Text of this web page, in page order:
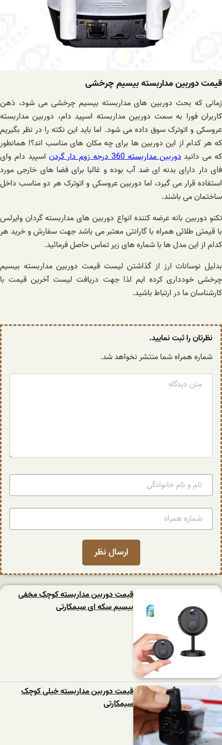
قیمت دوربین مداربسته بیسیم چرخشی
زمانی که بحث دوربین های مداربسته بیسیم چرخشی می شود، ذهن
کاربران فورا به سمت دوربین مداربسته اسپید دام، دوربین مداربسته
عروسکی و اتوترک سوق داده می شود. اما باید این نکته را در نظر بگیریم
که هر کدام از این دوربین ها برای چه مکان های مناسب اند؟! همانطور
که می دانیددوربین مداربسته 360 درجه زوم دار گردن
اسپید دام وای
فای دار دارای بدنه ای ضد آب بوده و غالبا برای فضا های خارجی مورد
استفاده قرار می گیرد، اما دوربین عروسکی و اتوترک هر دو مناسب داخل
ساختمان می باشند.
تکنو دوربین بانه عرضه کننده انواع دوربین های مداربسته گردان وایرلس
با قیمتی طلائی همراه با گارانتی معتبر می باشد جهت سفارش و خرید هر
کدام از این مدل ها با شماره های زیر تماس حاصل فرمائید.
بدلیل نوسانات ارز از گذاشتن لیست قیمت دوربین مداربسته بیسیم
چرخشی خودداری کرده ایم لذا جهت دریافت لیست آخرین قیمت با
کارشناسان ما در ارتباط باشید.
نظرتان را ثبت نمایید.
شماره همراه شما منتشر نخواهد شد.
قیمت دوربین مداربسته کوچک مخفی
بیسیم سکه ای سیمکارتی
قیمت دوربین مداربسته خیلی کوچک
سیمکارتی